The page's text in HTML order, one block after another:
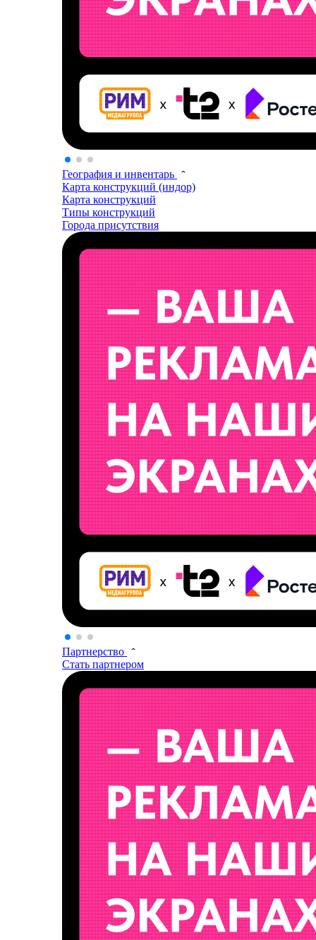
География и инвентарь
Карта конструкций (индор)
Карта конструкций
Типы конструкций
Города присутствия
Партнерство
Стать партнером